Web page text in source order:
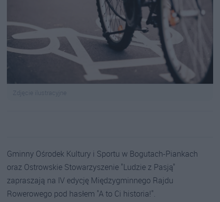
Zdjęcie ilustracyjne
Gminny Ośrodek Kultury i Sportu w Bogutach-Piankach
oraz Ostrowskie Stowarzyszenie "Ludzie z Pasją"
zapraszają na IV edycję Międzygminnego Rajdu
Rowerowego pod hasłem "A to Ci historia!".